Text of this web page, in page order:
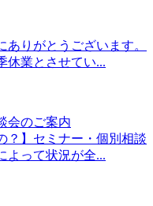
りがとうございます。
休業とさせてい...
会のご案内
？】セミナー・個別相談
よって状況が全...